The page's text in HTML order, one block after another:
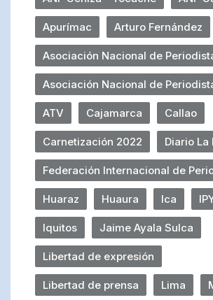
Apurímac Arturo Fernández
Asociación Nacional de
Asociación Nacional de
ATV Cajamarca Callao
Carnetización 2022 Diario La
Federación Internacional de
Huaraz Huaura Ica
Iquitos Jaime Ayala Sulca
Libertad de expresión
Libertad de prensa Lima